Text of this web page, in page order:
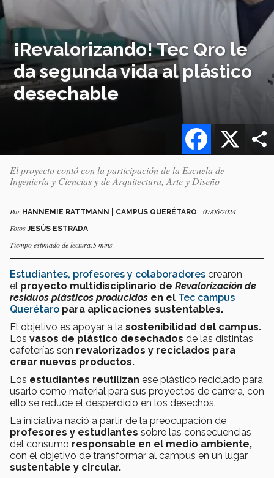
¡Revalorizando! Tec Qro le
da segunda vida al plástico
desechable
X
Facebook
El proyecto contó con la participación de la Escuela de
Ingeniería y Ciencias y de Arquitectura, Arte y Diseño
Por HANNEMIE RATTMANN | CAMPUS QUERÉTARO - 07/06/2024
FotosJESÚS ESTRADA
Tiempo estimado de lectura:5 mins
Estudiantes, profesores y colaboradores crearon
el proyecto multidisciplinario de Revalorización de
residuos plásticos producidos en el Tec campus
Querétaro para aplicaciones sustentables.
El objetivo es apoyar a la sostenibilidad del campus.
Los vasos de plástico desechados de las distintas
cafeterías son revalorizados y reciclados para
crear nuevos productos.
Los estudiantes reutilizan ese plástico reciclado para
usarlo como material para sus proyectos de carrera, con
ello se reduce el desperdicio en los desechos.
La iniciativa nació a partir de la preocupación de
profesores y estudiantes sobre las consecuencias
del consumo responsable en el medio ambiente,
con el objetivo de transformar al campus en un lugar
sustentable y circular.